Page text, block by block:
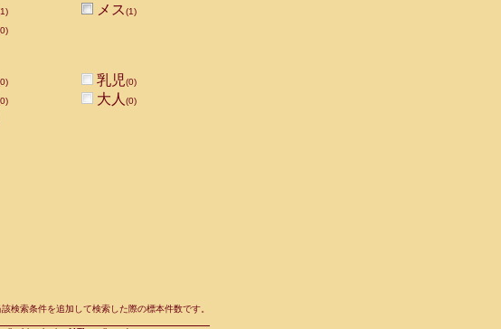
メス(1)
乳児(0)
大人 (0)
検索条件を追加して検索した際の標本件数です。